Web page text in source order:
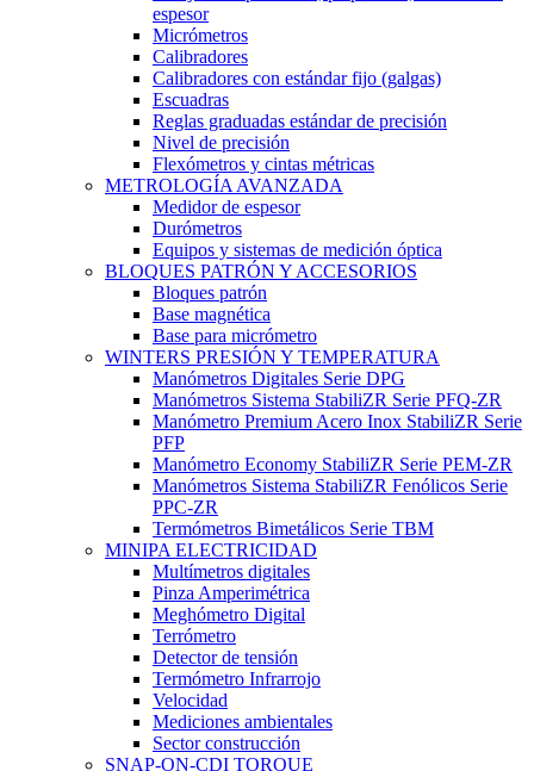
espesor
Micrómetros
Calibradores
Calibradores con estándar fijo (galgas)
Escuadras
Reglas graduadas estándar de precisión
Nivel de precisión
Flexómetros y cintas métricas
METROLOGÍA AVANZADA
Medidor de espesor
Durómetros
Equipos y sistemas de medición óptica
BLOQUES PATRÓN Y ACCESORIOS
Bloques patrón
Base magnética
Base para micrómetro
WINTERS PRESIÓN Y TEMPERATURA
Manómetros Digitales Serie DPG
Manómetros Sistema StabiliZR Serie PFQ-ZR
Manómetro Premium Acero Inox StabiliZR Serie
PFP
Manómetro Economy StabiliZR Serie PEM-ZR
Manómetros Sistema StabiliZR Fenólicos Serie
PPC-ZR
Termómetros Bimetálicos Serie TBM
MINIPA ELECTRICIDAD
Multímetros digitales
Pinza Amperimétrica
Meghómetro Digital
Terrómetro
Detector de tensión
Termómetro Infrarrojo
Velocidad
Mediciones ambientales
Sector construcción
SNAP-ON-CDI TORQUE